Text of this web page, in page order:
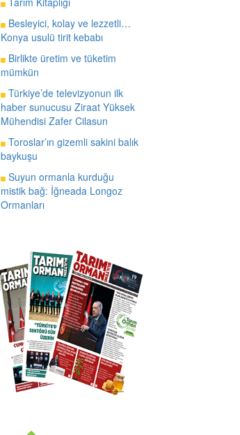
Besleyici, kolay ve lezzetli…
Konya usulü tirit kebabı
Birlikte üretim ve tüketim
mümkün
Türkiye’de televizyonun ilk
haber sunucusu Ziraat Yüksek
Mühendisi Zafer Cilasun
Toroslar’ın gizemli sakini balık
baykuşu
Suyun ormanla kurduğu
mistik bağ: İğneada Longoz
Ormanları